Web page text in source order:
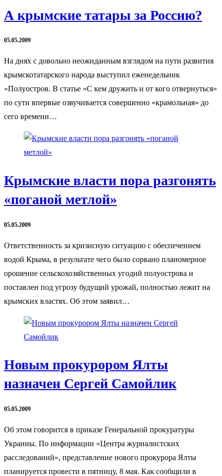
А крымские татары за Россию?
05.05.2009
На днях с довольно неожиданным взглядом на пути развития
крымскотатарского народа выступил еженедельник
«Полуостров. В статье «С кем дружить и от кого отвернуться»
по сути впервые озвучивается совершенно «крамольная» до
сего времени…
Крымские власти пора разгонять
«поганой метлой»
05.05.2009
Ответственность за кризисную ситуацию с обеспечением
водой Крыма, в результате чего было сорвано планомерное
орошение сельскохозяйственных угодий полуострова и
поставлен под угрозу будущий урожай, полностью лежит на
крымских властях. Об этом заявил…
Новым прокурором Ялты
назначен Сергей Самойлик
05.05.2009
Об этом говорится в приказе Генеральной прокуратуры
Украины. По информации «Центра журналистских
расследований», представление нового прокурора Ялты
планируется провести в пятницу, 8 мая. Как сообщили в